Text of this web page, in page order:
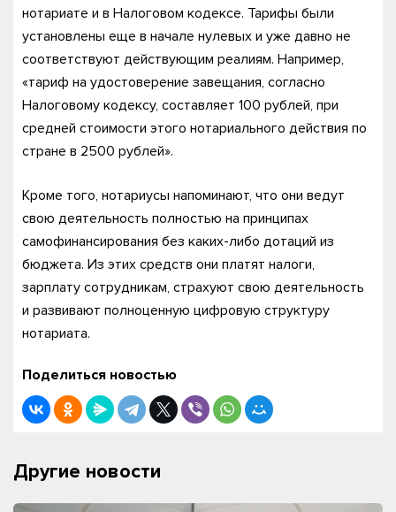
нотариате и в Налоговом кодексе. Тарифы были
установлены еще в начале нулевых и уже давно не
соответствуют действующим реалиям. Например,
«тариф на удостоверение завещания, согласно
Налоговому кодексу, составляет 100 рублей, при
средней стоимости этого нотариального действия по
стране в 2500 рублей».
Кроме того, нотариусы напоминают, что они ведут
свою деятельность полностью на принципах
самофинансирования без каких-либо дотаций из
бюджета. Из этих средств они платят налоги,
зарплату сотрудникам, страхуют свою деятельность
и развивают полноценную цифровую структуру
нотариата.
Поделиться новостью
Другие новости